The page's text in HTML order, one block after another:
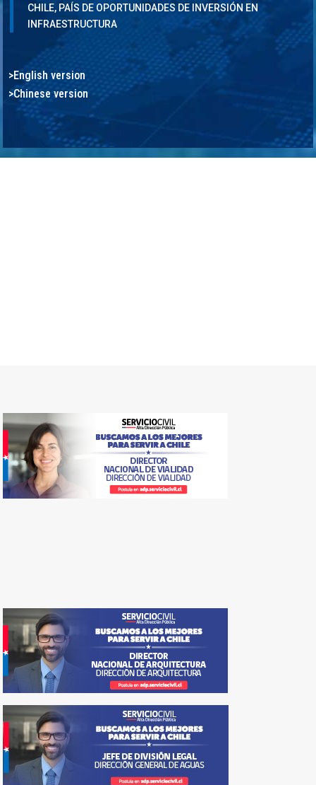
CHILE, PAÍS DE OPORTUNIDADES DE INVERSIÓN EN
INFRAESTRUCTURA
>English version
>Chinese version